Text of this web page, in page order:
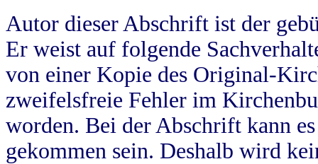
Autor dieser Abschrift ist der
Er weist auf folgende
von einer Kopie des Original-
zweifelsfreie Fehler im
worden. Bei der Abschrift kann
gekommen sein. Deshalb wird